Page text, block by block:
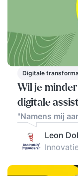
Digitale
Wil je
digitale
"Namens mij
Leon